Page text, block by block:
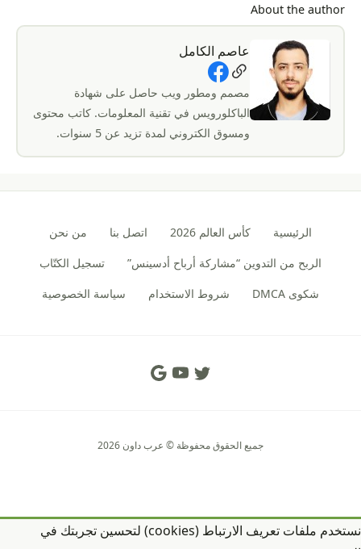
About the author
عاصم الكامل
Social Links
مصمم ومطور ويب حاصل على شهادة
الباكلورويس في تقنية المعلومات. كاتب محتوى
ومسوق الكتروني لمدة تزيد عن 5 سنوات.
الرئيسية كأس العالم 2026 اتصل بنا
من نحن
الربح من التدوين “مشاركة أرباح أدسينس”
تسجيل الكتّاب
شكوى DMCA
شروط الاستخدام سياسة الخصوصية
Social Links
جميع الحقوق محفوظة © عرب داون 2026
نستخدم ملفات تعريف الارتباط (cookies) لتحسين تجربتك في